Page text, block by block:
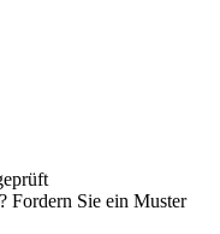
Fordern Sie ein Muster